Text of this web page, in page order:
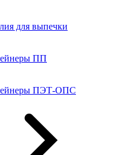
для выпечки
ПП
ПЭТ-ОПС